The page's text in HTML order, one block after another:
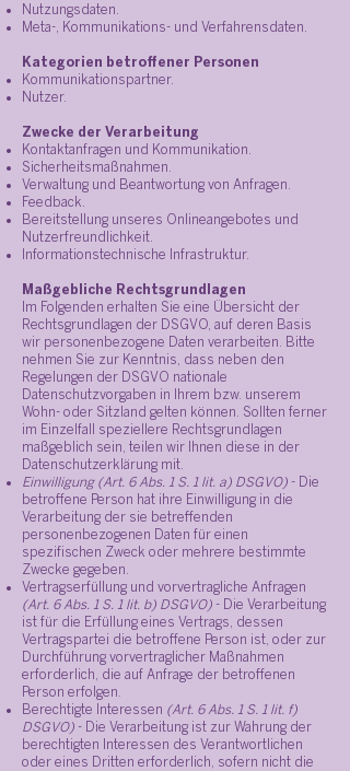
Nutzungsdaten.
Meta-, Kommunikations- und Verfahrensdaten.
Kategorien betroffener Personen
Kommunikationspartner.
Nutzer.
Zwecke der Verarbeitung
Kontaktanfragen und Kommunikation.
Sicherheitsmaßnahmen.
Verwaltung und Beantwortung von Anfragen.
Feedback.
Bereitstellung unseres Onlineangebotes und
Nutzerfreundlichkeit.
Informationstechnische Infrastruktur.
Maßgebliche Rechtsgrundlagen
Im Folgenden erhalten Sie eine Übersicht der
Rechtsgrundlagen der DSGVO, auf deren Basis
wir personenbezogene Daten verarbeiten. Bitte
nehmen Sie zur Kenntnis, dass neben den
Regelungen der DSGVO nationale
Datenschutzvorgaben in Ihrem bzw. unserem
Wohn- oder Sitzland gelten können. Sollten ferner
im Einzelfall speziellere Rechtsgrundlagen
maßgeblich sein, teilen wir Ihnen diese in der
Datenschutzerklärung mit.
Einwilligung (Art. 6 Abs. 1 S. 1 lit. a) DSGVO) - Die
betroffene Person hat ihre Einwilligung in die
Verarbeitung der sie betreffenden
personenbezogenen Daten für einen
spezifischen Zweck oder mehrere bestimmte
Zwecke gegeben.
Vertragserfüllung und vorvertragliche Anfragen
(Art. 6 Abs. 1 S. 1 lit. b) DSGVO) - Die Verarbeitung
ist für die Erfüllung eines Vertrags, dessen
Vertragspartei die betroffene Person ist, oder zur
Durchführung vorvertraglicher Maßnahmen
erforderlich, die auf Anfrage der betroffenen
Person erfolgen.
Berechtigte Interessen (Art. 6 Abs. 1 S. 1 lit. f)
DSGVO) - Die Verarbeitung ist zur Wahrung der
berechtigten Interessen des Verantwortlichen
oder eines Dritten erforderlich, sofern nicht die